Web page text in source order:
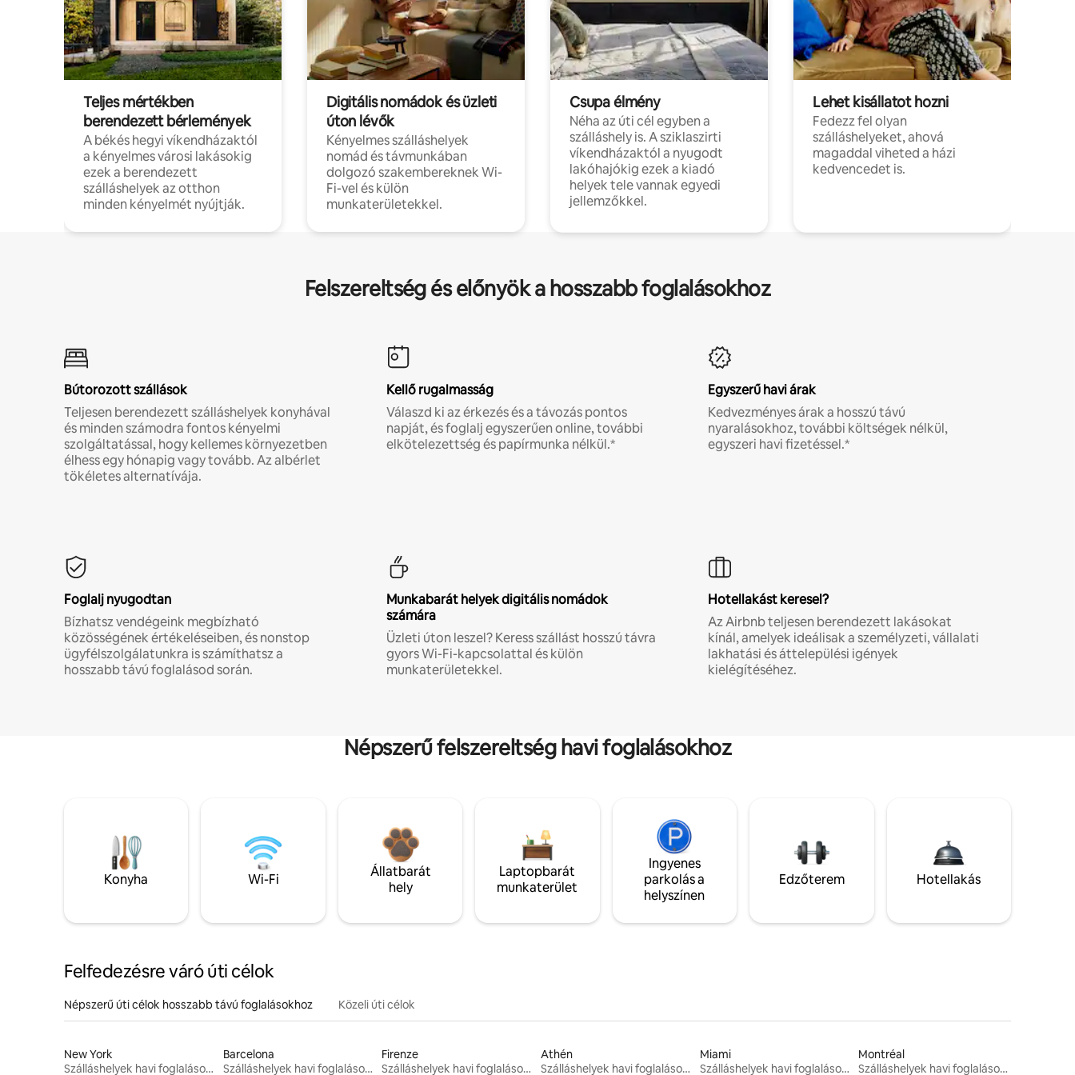
Teljes mértékben
berendezett bérlemények
A békés hegyi víkendházaktól
a kényelmes városi lakásokig
ezek a berendezett
szálláshelyek az otthon
minden kényelmét nyújtják.
Digitális nomádok és üzleti
úton lévők
Kényelmes szálláshelyek
nomád és távmunkában
dolgozó szakembereknek Wi-
Fi-vel és külön
munkaterületekkel.
Csupa élmény
Néha az úti cél egyben a
szálláshely is. A sziklaszirti
víkendházaktól a nyugodt
lakóhajókig ezek a kiadó
helyek tele vannak egyedi
jellemzőkkel.
Lehet kisállatot hozni
Fedezz fel olyan
szálláshelyeket, ahová
magaddal viheted a házi
kedvencedet is.
Felszereltség és előnyök a hosszabb foglalásokhoz
Bútorozott szállások
Teljesen berendezett szálláshelyek konyhával
és minden számodra fontos kényelmi
szolgáltatással, hogy kellemes környezetben
élhess egy hónapig vagy tovább. Az albérlet
tökéletes alternatívája.
Kellő rugalmasság
Válaszd ki az érkezés és a távozás pontos
napját, és foglalj egyszerűen online, további
elkötelezettség és papírmunka nélkül.*
Egyszerű havi árak
Kedvezményes árak a hosszú távú
nyaralásokhoz, további költségek nélkül,
egyszeri havi fizetéssel.*
Foglalj nyugodtan
Bízhatsz vendégeink megbízható
közösségének értékeléseiben, és nonstop
ügyfélszolgálatunkra is számíthatsz a
hosszabb távú foglalásod során.
Munkabarát helyek digitális nomádok
számára
Üzleti úton leszel? Keress szállást hosszú távra
gyors Wi-Fi-kapcsolattal és külön
munkaterületekkel.
Hotellakást keresel?
Az Airbnb teljesen berendezett lakásokat
kínál, amelyek ideálisak a személyzeti, vállalati
lakhatási és áttelepülési igények
kielégítéséhez.
Népszerű felszereltség havi foglalásokhoz
Konyha Wi-Fi
Állatbarát
hely
Laptopbarát
munkaterület
Ingyenes
parkolás a
helyszínen
Edzőterem Hotellakás
Felfedezésre váró úti célok
Népszerű úti célok hosszabb távú foglalásokhoz Közeli úti célok
New York
Szálláshelyek havi foglalásokhoz
Barcelona
Szálláshelyek havi foglalásokhoz
Firenze
Szálláshelyek havi foglalásokhoz
Athén
Szálláshelyek havi foglalásokhoz
Miami
Szálláshelyek havi foglalásokhoz
Montréal
Szálláshelyek havi foglalásokhoz